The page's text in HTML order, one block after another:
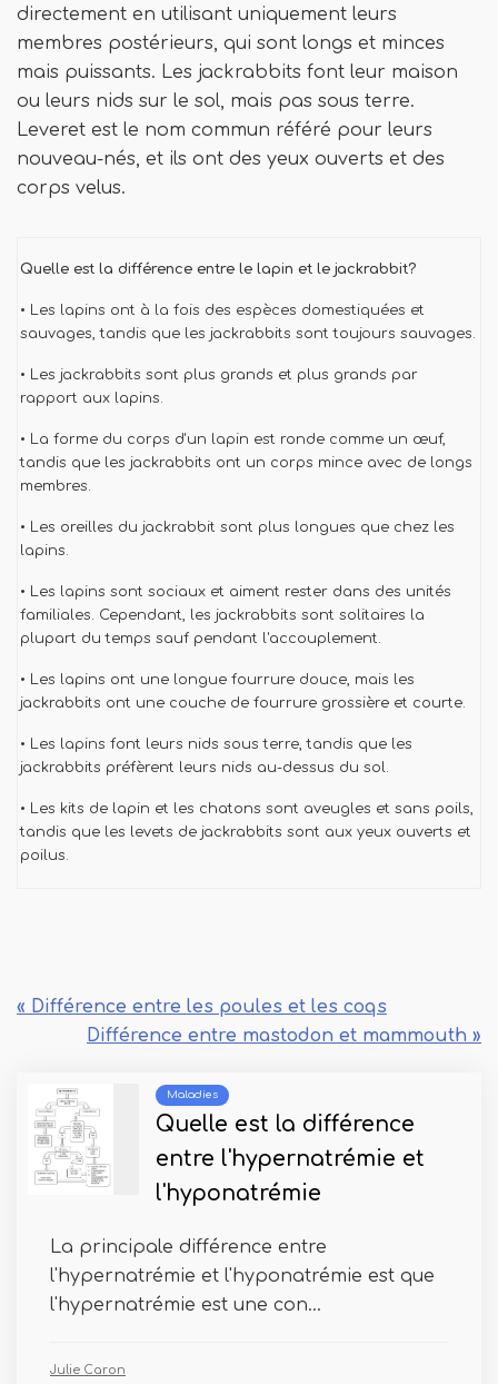
directement en utilisant uniquement leurs
membres postérieurs, qui sont longs et minces
mais puissants. Les jackrabbits font leur maison
ou leurs nids sur le sol, mais pas sous terre.
Leveret est le nom commun référé pour leurs
nouveau-nés, et ils ont des yeux ouverts et des
corps velus.
Quelle est la différence entre le lapin et le jackrabbit?
• Les lapins ont à la fois des espèces domestiquées et
sauvages, tandis que les jackrabbits sont toujours sauvages.
• Les jackrabbits sont plus grands et plus grands par
rapport aux lapins.
• La forme du corps d'un lapin est ronde comme un œuf,
tandis que les jackrabbits ont un corps mince avec de longs
membres.
• Les oreilles du jackrabbit sont plus longues que chez les
lapins.
• Les lapins sont sociaux et aiment rester dans des unités
familiales. Cependant, les jackrabbits sont solitaires la
plupart du temps sauf pendant l'accouplement.
• Les lapins ont une longue fourrure douce, mais les
jackrabbits ont une couche de fourrure grossière et courte.
• Les lapins font leurs nids sous terre, tandis que les
jackrabbits préfèrent leurs nids au-dessus du sol.
• Les kits de lapin et les chatons sont aveugles et sans poils,
tandis que les levets de jackrabbits sont aux yeux ouverts et
poilus.
« Différence entre les poules et les coqs
Différence entre mastodon et mammouth »
Maladies
Quelle est la différence
entre l'hypernatrémie et
l'hyponatrémie
La principale différence entre
l'hypernatrémie et l'hyponatrémie est que
l'hypernatrémie est une con...
Julie Caron